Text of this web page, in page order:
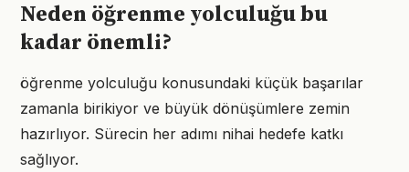
Neden öğrenme yolculuğu bu
kadar önemli?
öğrenme yolculuğu konusundaki küçük başarılar
zamanla birikiyor ve büyük dönüşümlere zemin
hazırlıyor. Sürecin her adımı nihai hedefe katkı
sağlıyor.